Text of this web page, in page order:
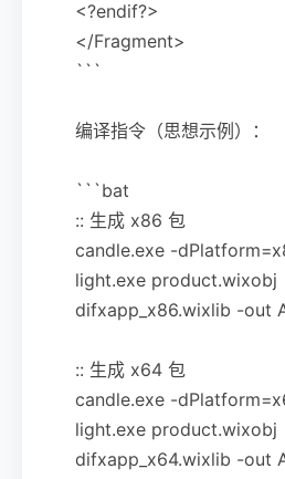
<?endif?>
</Fragment>
```
编译指令（思想示例）：
```bat
:: 生成 x86 包
candle.exe -
light.exe product.wixobj
difxapp_x86.wixlib -out
:: 生成 x64 包
candle.exe -
light.exe product.wixobj
difxapp_x64.wixlib -out